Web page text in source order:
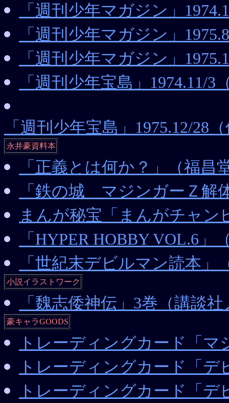
「週刊少年マガジン」
「週刊少年マガジン」
「週刊少年マガジン」
「週刊少年宝島」1974.11/
「週刊少年宝島」1975.12/28
永井豪資料本
「正義とは何か？」（福昌
「鉄の城 マジンガーＺ解
まんが秘宝「まんがチャン
「HYPER HOBBY VOL.6」
「世紀末デビルマン読本
小説イラストワーク
「魏志倭神伝」3巻（講談
豪キャラGOODS
トレーディングカード「マ
トレーディングカード「デ
トレーディングカード「